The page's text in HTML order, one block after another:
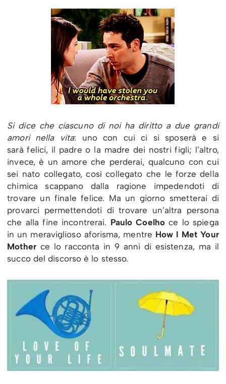
Si dice che ciascuno di noi ha diritto a due grandi
amori nella vita: uno con cui ci si sposerà e si
sarà felici, il padre o la madre dei nostri figli; l’altro,
invece, è un amore che perderai, qualcuno con cui
sei nato collegato, così collegato che le forze della
chimica scappano dalla ragione impedendoti di
trovare un finale felice. Ma un giorno smetterai di
provarci permettendoti di trovare un’altra persona
che alla fine incontrerai. Paulo Coelhoce lo spiega
in un meraviglioso aforisma, mentre How I Met Your
Motherce lo racconta in 9 anni di esistenza, ma il
succo del discorso è lo stesso.